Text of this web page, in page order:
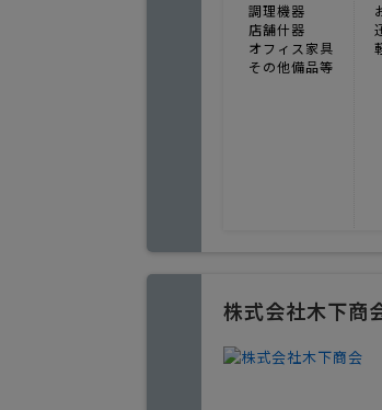
調理機器
店舗什器
オフィス家具
その他備品等
株式会社木下商